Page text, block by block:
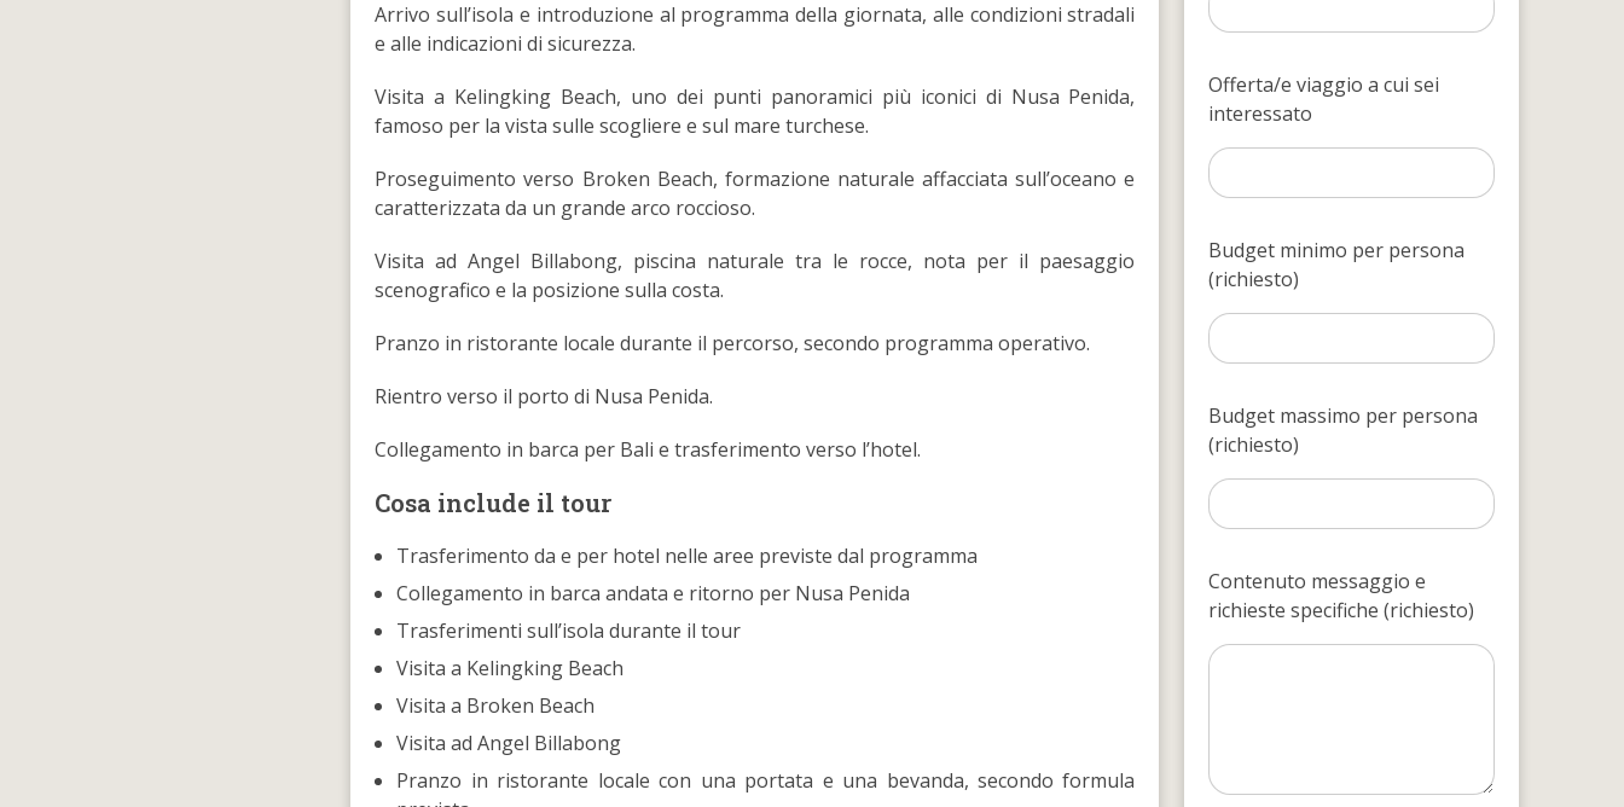
Arrivo sull’isola e introduzione al programma della giornata, alle condizioni stradali
e alle indicazioni di sicurezza.
Visita a Kelingking Beach, uno dei punti panoramici più iconici di Nusa Penida,
famoso per la vista sulle scogliere e sul mare turchese.
Proseguimento verso Broken Beach, formazione naturale affacciata sull’oceano e
caratterizzata da un grande arco roccioso.
Visita ad Angel Billabong, piscina naturale tra le rocce, nota per il paesaggio
scenografico e la posizione sulla costa.
Pranzo in ristorante locale durante il percorso, secondo programma operativo.
Rientro verso il porto di Nusa Penida.
Collegamento in barca per Bali e trasferimento verso l’hotel.
Cosa include il tour
Trasferimento da e per hotel nelle aree previste dal programma
Collegamento in barca andata e ritorno per Nusa Penida
Trasferimenti sull’isola durante il tour
Visita a Kelingking Beach
Visita a Broken Beach
Visita ad Angel Billabong
Pranzo in ristorante locale con una portata e una bevanda, secondo formula
Offerta/e viaggio a cui sei
interessato
Budget minimo per persona
(richiesto)
Budget massimo per persona
(richiesto)
Contenuto messaggio e
richieste specifiche (richiesto)